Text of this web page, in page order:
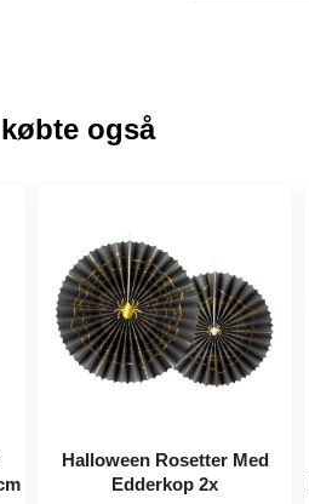
også
Halloween Rosetter Med
Edderkop 2x